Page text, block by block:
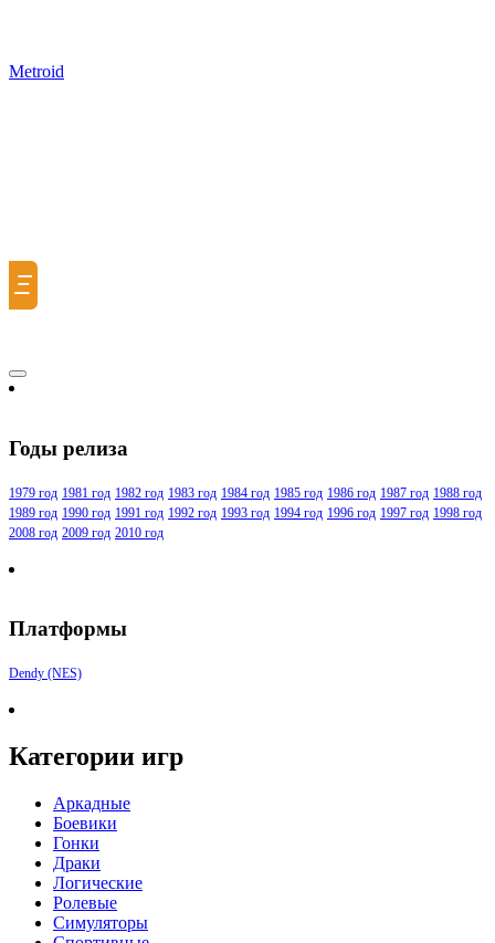
Metroid
Ξ
Годы релиза
1979 год 1981 год 1982 год 1983 год 1984 год 1985 год 1986 год 1987 год 1988 год
1989 год 1990 год 1991 год 1992 год 1993 год 1994 год 1996 год 1997 год 1998 год
2008 год 2009 год 2010 год
Платформы
Dendy (NES)
Категории игр
Аркадные
Боевики
Гонки
Драки
Логические
Ролевые
Симуляторы